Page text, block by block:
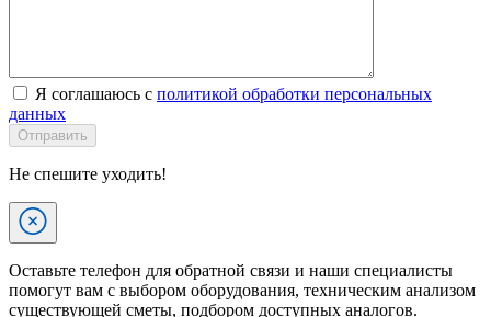
Я соглашаюсь с политикой обработки персональных
данных
Отправить
Не спешите уходить!
Оставьте телефон для обратной связи и наши специалисты
помогут вам с выбором оборудования, техническим анализом
существующей сметы, подбором доступных аналогов.